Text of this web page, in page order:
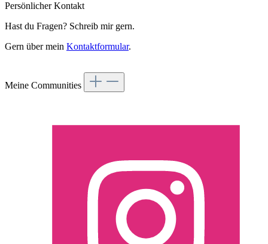
Persönlicher Kontakt
Hast du Fragen? Schreib mir gern.
Gern über mein Kontaktformular.
Meine Communities